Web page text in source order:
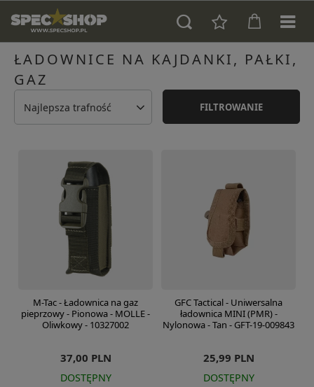
ŁADOWNICE NA KAJDANKI, PAŁKI,
GAZ
Najlepsza trafność FILTROWANIE
M-Tac - Ładownica na gaz
pieprzowy - Pionowa - MOLLE -
Oliwkowy - 10327002
37,00 PLN
DOSTĘPNY
GFC Tactical - Uniwersalna
ładownica MINI (PMR) -
Nylonowa - Tan - GFT-19-009843
25,99 PLN
DOSTĘPNY